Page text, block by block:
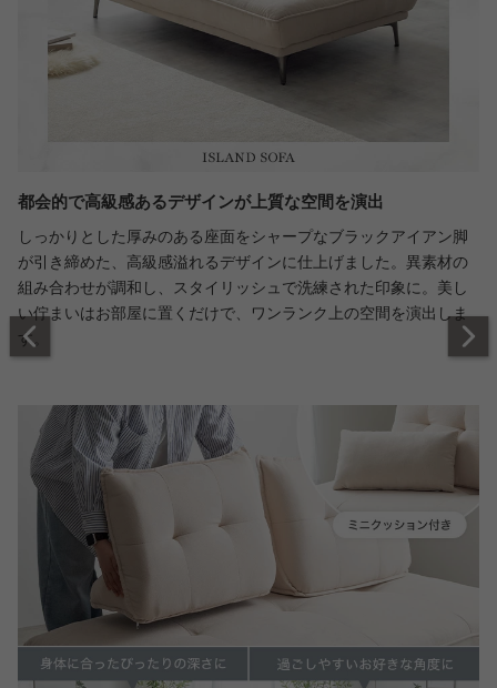
都会的で高級感あるデザインが上質な空間を演出
しっかりとした厚みのある座面をシャープなブラックアイアン脚
が引き締めた、高級感溢れるデザインに仕上げました。異素材の
組み合わせが調和し、スタイリッシュで洗練された印象に。美し
い佇まいはお部屋に置くだけで、ワンランク上の空間を演出しま
す。